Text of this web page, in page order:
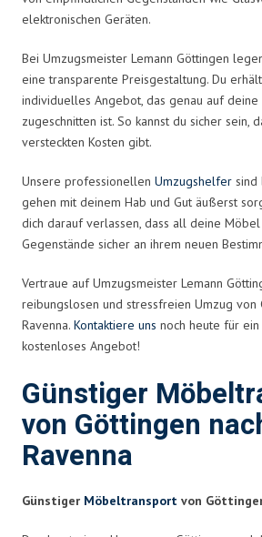
elektronischen Geräten.
Bei Umzugsmeister Lemann Göttingen
eine transparente Preisgestaltung. Du
individuelles Angebot, das genau auf deine
zugeschnitten ist. So kannst du sicher sein,
versteckten Kosten gibt.
Unsere professionellen Umzugshelfer sind
gehen mit deinem Hab und Gut äußerst
dich darauf verlassen, dass all deine
Gegenstände sicher an ihrem neuen
Vertraue auf Umzugsmeister Lemann
reibungslosen und stressfreien Umzug von
Ravenna. Kontaktiere uns noch heute für
kostenloses Angebot!
Günstiger
von Göttingen
Ravenna
Günstiger Möbeltransport von